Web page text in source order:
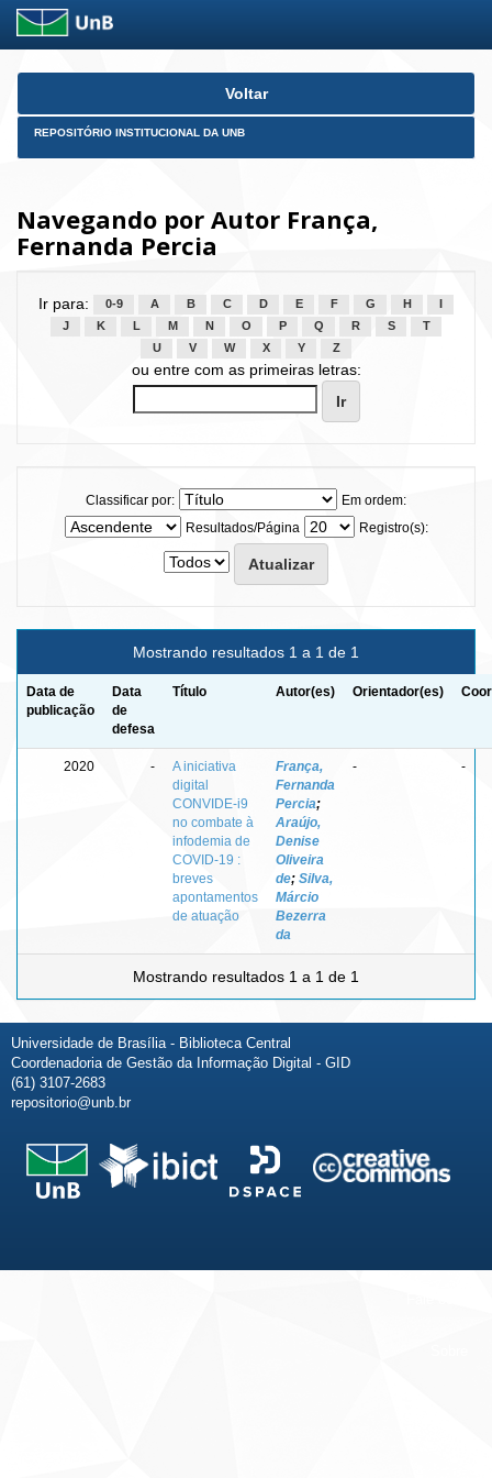
Skip
Voltar
REPOSITÓRIO INSTITUCIONAL DA UNB
Navegando por Autor França,
Fernanda Percia
Ir para: 0-9 A B C D E F G H
J
K L M N O P Q R S
T
U
V W X Y Z
ou entre com as primeiras letras:
Classificar por:
Em ordem:
Resultados/Página
Registro(s):
Mostrando resultados 1 a 1 de 1
Data de
publicação
Data
de
defesa
Título Autor(es) Orientador(es)
2020 -
A iniciativa
digital
CONVIDE-i9
no combate à
infodemia de
COVID-19 :
breves
apontamentos
de atuação
França,
Fernanda
Percia;
Araújo,
Denise
Oliveira
de; Silva,
Márcio
Bezerra
da
- -
Mostrando resultados 1 a 1 de 1
Universidade de Brasília - Biblioteca Central
Coordenadoria de Gestão da Informação Digital - GID
(61) 3107-2683
repositorio@unb.br